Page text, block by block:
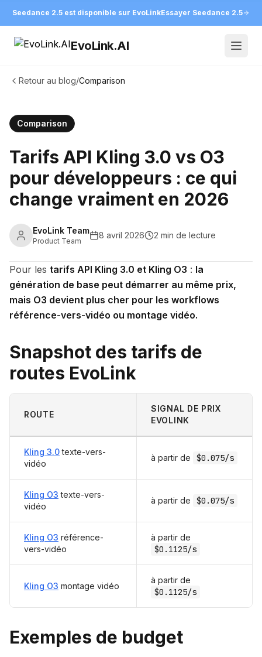
Seedance 2.5 est disponible sur EvoLinkEssayer Seedance 2.5
EvoLink.AI
Retour au blog/Comparison
Comparison
Tarifs API Kling 3.0 vs O3
pour développeurs : ce qui
change vraiment en 2026
EvoLink Team
Product Team
8 avril 2026 2 min de lecture
Pour les tarifs API Kling 3.0 et Kling O3 : la
génération de base peut démarrer au même prix,
mais O3 devient plus cher pour les workflows
référence-vers-vidéo ou montage vidéo.
Snapshot des tarifs de
routes EvoLink
ROUTE
SIGNAL DE PRIX
EVOLINK
Kling 3.0texte-vers-
vidéo
à partir de $0.075/s
Kling O3 texte-vers-
vidéo
à partir de $0.075/s
Kling O3 référence-
vers-vidéo
à partir de
$0.1125/s
Kling O3 montage vidéo
à partir de
$0.1125/s
Exemples de budget